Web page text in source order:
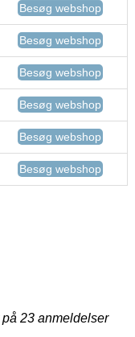
Besøg webshop
Besøg webshop
Besøg webshop
Besøg webshop
Besøg webshop
Besøg webshop
23 anmeldelser